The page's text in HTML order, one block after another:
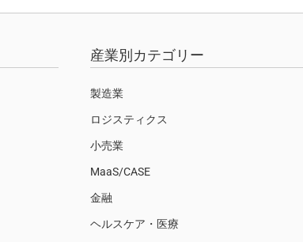
産業別カテゴリー
製造業
ロジスティクス
小売業
MaaS/CASE
金融
ヘルスケア・医療